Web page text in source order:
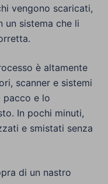
vengono scaricati,
un sistema che li
è altamente
scanner e sistemi
e lo
In pochi minuti,
e smistati senza
di un nastro